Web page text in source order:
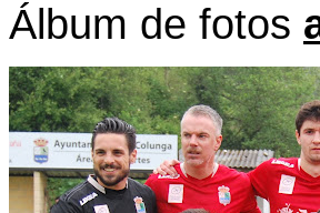
Álbum de fotos